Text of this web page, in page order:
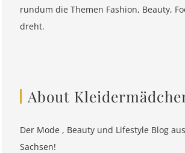
rundum die Themen Fashion, Beauty,
dreht.
About
Der Mode , Beauty und Lifestyle Blog
Sachsen!